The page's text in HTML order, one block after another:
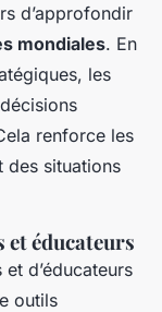
d’approfondir
mondiales. En
les
renforce les
des situations
et éducateurs
d’éducateurs
outils